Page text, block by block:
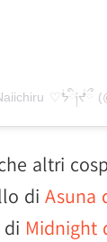
♡ᖭི༏ᖫྀ
altri
di Asuna
Midnight